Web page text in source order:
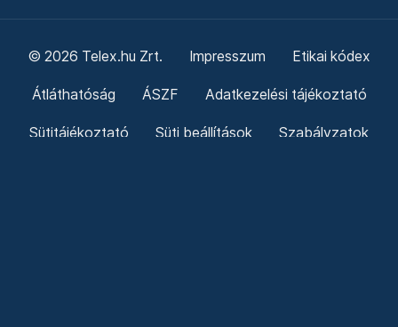
© 2026 Telex.hu Zrt. Impresszum Etikai kódex
Átláthatóság ÁSZF Adatkezelési tájékoztató
Sütitájékoztató Süti beállítások Szabályzatok